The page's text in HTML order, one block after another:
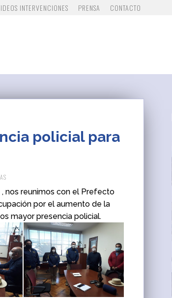
INTERVENCIONES PRENSA CONTACTO
policial para
, nos reunimos con el Prefecto
por el aumento de la
mayor presencia policial.